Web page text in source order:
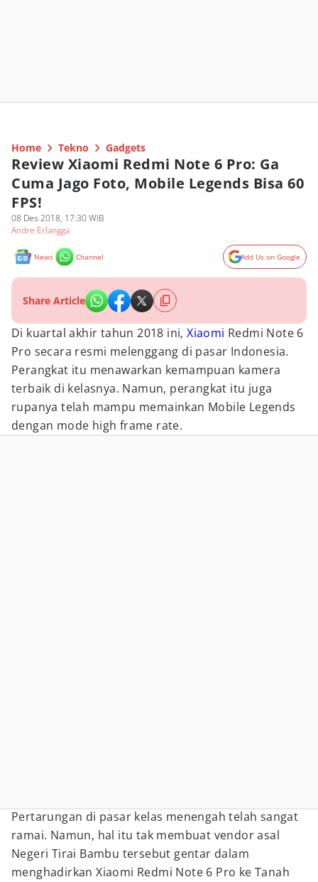
Home Tekno Gadgets
Review Xiaomi Redmi Note 6 Pro: Ga
Cuma Jago Foto, Mobile Legends Bisa 60
FPS!
08 Des 2018, 17:30 WIB
Andre Erlangga
News Channel Add Us on Google
Share Article
Di kuartal akhir tahun 2018 ini,Xiaomi Redmi Note 6
Pro secara resmi melenggang di pasar Indonesia.
Perangkat itu menawarkan kemampuan kamera
terbaik di kelasnya. Namun, perangkat itu juga
rupanya telah mampu memainkan Mobile Legends
dengan mode high frame rate.
Pertarungan di pasar kelas menengah telah sangat
ramai. Namun, hal itu tak membuat vendor asal
Negeri Tirai Bambu tersebut gentar dalam
menghadirkan Xiaomi Redmi Note 6 Pro ke Tanah